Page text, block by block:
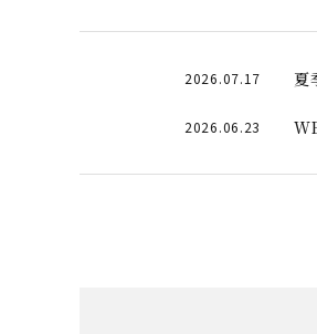
2026.07.17 夏
2026.06.23